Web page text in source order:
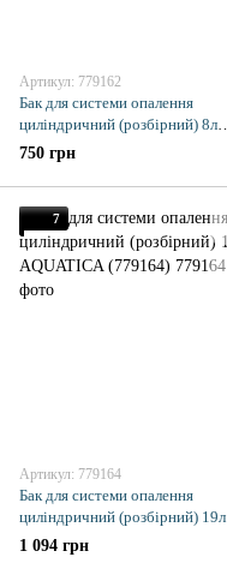
Артикул: 779162
Бак для системи опалення
циліндричний (розбірний) 8л
AQUATICA (779162)
750 грн
7
Артикул: 779164
Бак для системи опалення
циліндричний (розбірний) 19л
AQUATICA (779164)
1 094 грн